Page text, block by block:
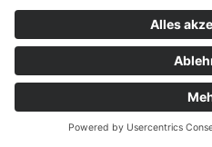
Hier können Sie die gesamte
Search Button